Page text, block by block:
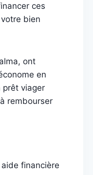
ces
bien
ont
en
prêt viager
rembourser
financière